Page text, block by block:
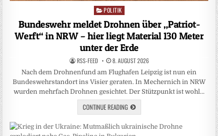
Posted
in
POLITIK
Bundeswehr meldet Drohnen über „Patriot-
Werft“ in NRW – hier liegt Material 130 Meter
unter der Erde
RSS-FEED 8. AUGUST 2026
Nach dem Drohnenfund am Flughafen Leipzig ist nun ein
Bundeswehrstandort ins Visier geraten. In Mechernich in NRW
wurden mehrfach Drohnen gesichtet. Der Stützpunkt ist wohl…
CONTINUE READING